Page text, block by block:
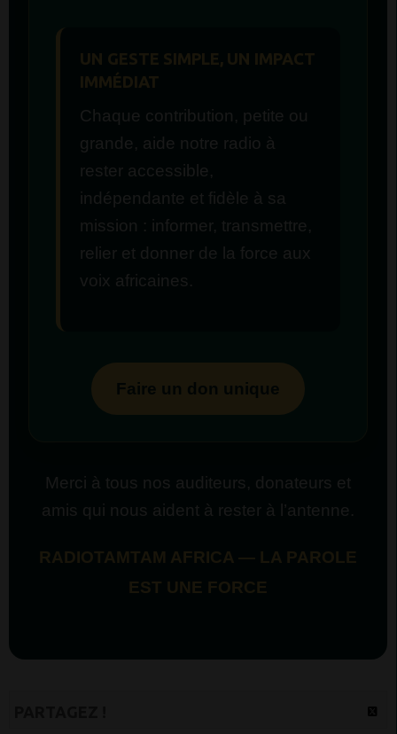
UN GESTE SIMPLE, UN IMPACT
IMMÉDIAT
Chaque contribution, petite ou
grande, aide notre radio à
rester accessible,
indépendante et fidèle à sa
mission : informer, transmettre,
relier et donner de la force aux
voix africaines.
Faire un don unique
Merci à tous nos auditeurs, donateurs et
amis qui nous aident à rester à l’antenne.
RADIOTAMTAM AFRICA — LA PAROLE
EST UNE FORCE